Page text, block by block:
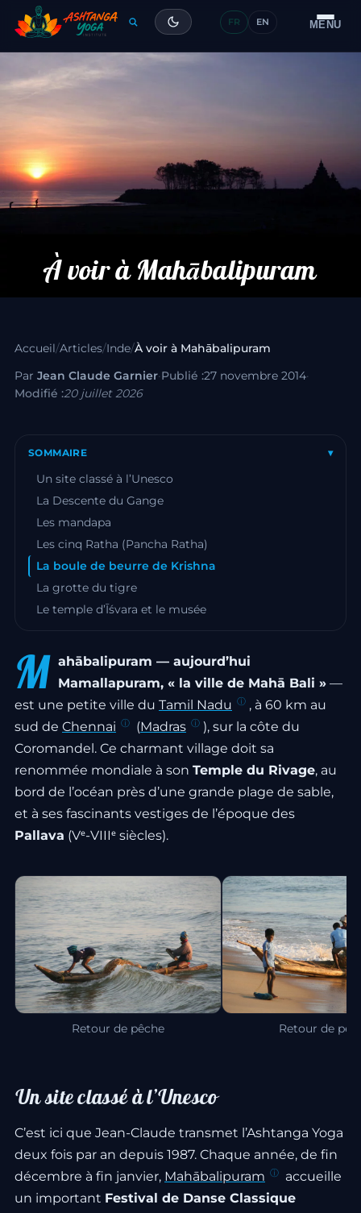
MENU
Formation
Articles
Glossaire
Contact
FR EN
À voir à Mahābalipuram
Accueil/Articles/Inde/À voir à Mahābalipuram
Par Jean Claude Garnier·Publié :27 novembre 2014·
Modifié :20 juillet 2026
SOMMAIRE ▾
Un site classé à l’Unesco
La Descente du Gange
Les mandapa
Les cinq Ratha (Pancha Ratha)
La boule de beurre de Krishna
La grotte du tigre
Le temple d’Īśvara et le musée
M ahābalipuram — aujourd’hui
Mamallapuram, « la ville de Mahā Bali » —
est une petite ville du Tamil Nadu
, à 60 km au
sud de Chennai (Madras
), sur la côte du
Coromandel. Ce charmant village doit sa
renommée mondiale à son Temple du Rivage, au
bord de l’océan près d’une grande plage de sable,
et à ses fascinants vestiges de l’époque des
Pallava (Vᵉ-VIIIᵉ siècles).
Retour de pêche Retour de
Un site classé à l’Unesco
C’est ici que Jean-Claude transmet l’Ashtanga Yoga
deux fois par an depuis 1987. Chaque année, de fin
décembre à fin janvier, Mahābalipuram
accueille
un important Festival de Danse Classique